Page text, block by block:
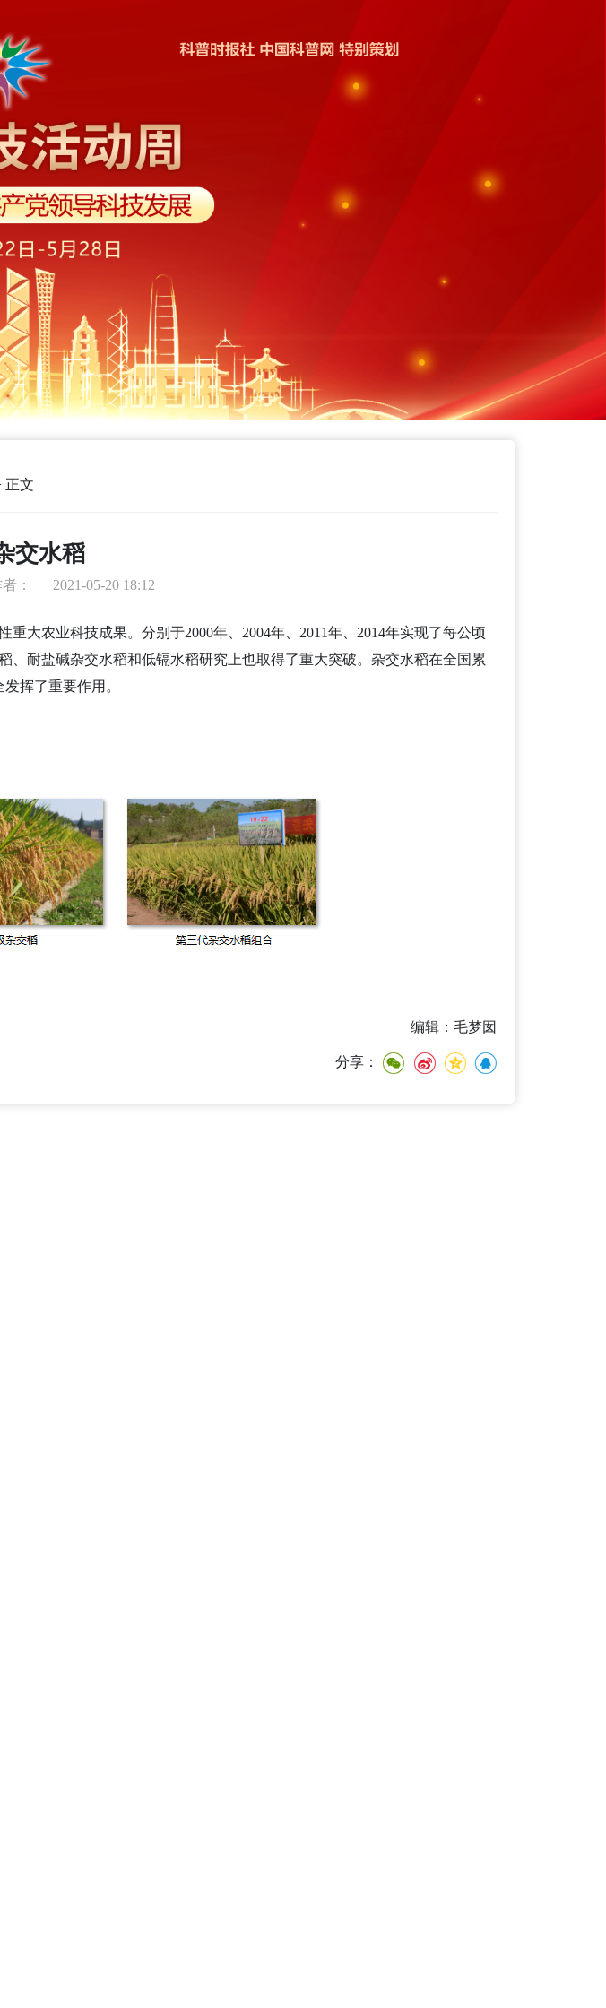
正文
交水稻
： 2021-05-20 18:12
大农业科技成果。分别于2000年、2004年、2011年、2014年实现了每公顷
、耐盐碱杂交水稻和低镉水稻研究上也取得了重大突破。杂交水稻在全国累
挥了重要作用。
编辑：毛梦囡
分享：